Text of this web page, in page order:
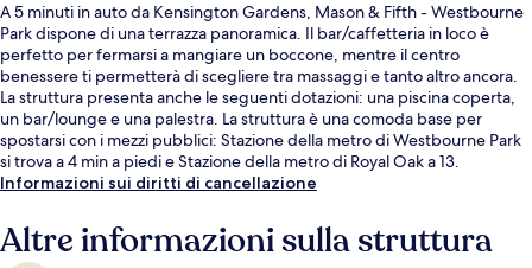
A 5 minuti in auto da Kensington Gardens, Mason & Fifth - Westbourne
Park dispone di una terrazza panoramica. Il bar/caffetteria in loco è
perfetto per fermarsi a mangiare un boccone, mentre il centro
benessere ti permetterà di scegliere tra massaggi e tanto altro ancora.
La struttura presenta anche le seguenti dotazioni: una piscina coperta,
un bar/lounge e una palestra. La struttura è una comoda base per
spostarsi con i mezzi pubblici: Stazione della metro di Westbourne Park
si trova a 4 min a piedi e Stazione della metro di Royal Oak a 13.
Informazioni sui diritti di cancellazione
Altre informazioni sulla struttura